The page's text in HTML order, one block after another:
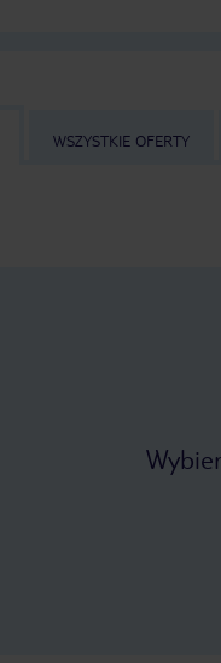
WSZYSTKIE OFERTY